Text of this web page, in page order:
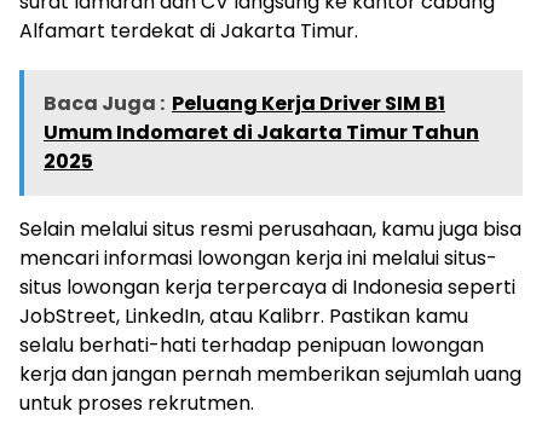
Alfamart terdekat di Jakarta Timur.
Baca Juga : Peluang Kerja Driver SIM B1
Umum Indomaret di Jakarta Timur Tahun
2025
Selain melalui situs resmi perusahaan, kamu juga bisa
mencari informasi lowongan kerja ini melalui situs-
situs lowongan kerja terpercaya di Indonesia seperti
JobStreet, LinkedIn, atau Kalibrr. Pastikan kamu
selalu berhati-hati terhadap penipuan lowongan
kerja dan jangan pernah memberikan sejumlah uang
untuk proses rekrutmen.